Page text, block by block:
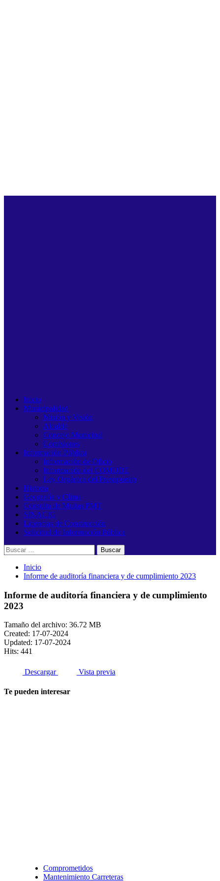
Inicio
Municipalidad
Misión y Visión
Alcalde
Concejo Municipal
Comisiones
Información Pública
Información de Oficio
Información del COMUDE
Ley Orgánica del Presupuesto
Historia
Geografía y Clima
Consulta de Multas PMT
SINACIG
Licencias de Construcción
Solicitud de Información Pública
Buscar:
Inicio
Informe de auditoría financiera y de cumplimiento 2023
Informe de auditoría financiera y de cumplimiento
2023
Tamaño del archivo: 36.72 MB
Created: 17-07-2024
Updated: 17-07-2024
Hits: 441
Descargar Vista previa
Te pueden interesar
Comprometidos
Mantenimiento Carreteras